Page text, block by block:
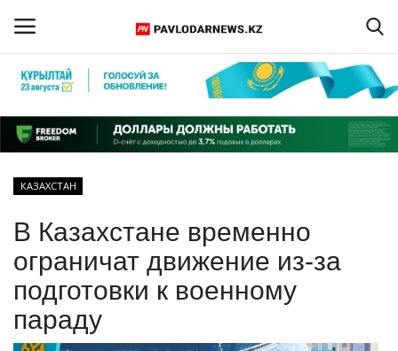
Регистрация
Главная
КАЗАХСТАН
МИР
КАЗАХСТАН
В Казахстане временно
ограничат движение из-за
подготовки к военному
параду